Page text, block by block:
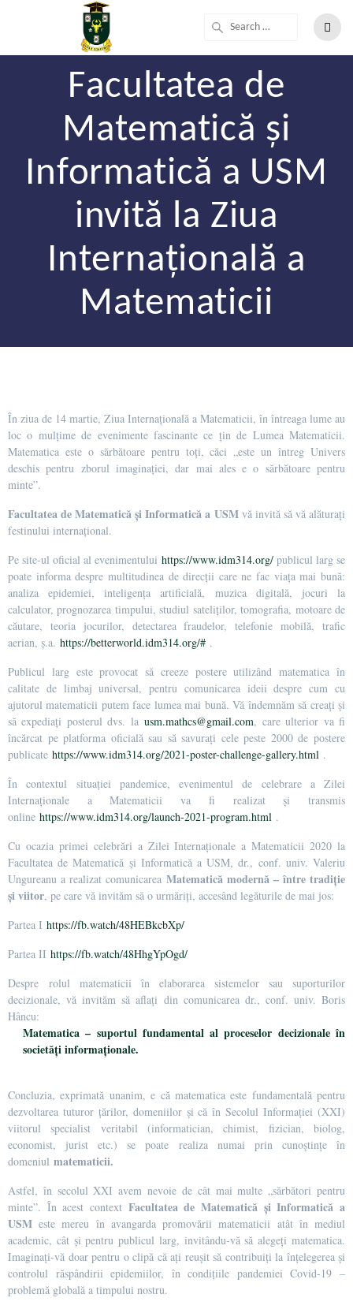
Facultatea de
Matematică și
Informatică a USM
invită la Ziua
Internațională a
Matematicii
În ziua de 14 martie, Ziua Internațională a Matematicii, în întreaga lume au
loc o mulțime de evenimente fascinante ce țin de Lumea Matematicii.
Matematica este o sărbătoare pentru toți, căci „este un întreg Univers
deschis pentru zborul imaginației, dar mai ales e o sărbătoare pentru
minte”.
Facultatea de Matematică și Informatică a USM vă invită să vă alăturați
festinului internațional.
Pe site-ul oficial al evenimentului https://www.idm314.org/ publicul larg se
poate informa despre multitudinea de direcții care ne fac viața mai bună:
analiza epidemiei, inteligența artificială, muzica digitală, jocuri la
calculator, prognozarea timpului, studiul sateliților, tomografia, motoare de
căutare, teoria jocurilor, detectarea fraudelor, telefonie mobilă, trafic
aerian, ș.a. https://betterworld.idm314.org/# .
Publicul larg este provocat să creeze postere utilizând matematica în
calitate de limbaj universal, pentru comunicarea ideii despre cum cu
ajutorul matematicii putem face lumea mai bună. Vă îndemnăm să creați și
să expediați posterul dvs. lausm.mathcs@gmail.com, care ulterior va fi
încărcat pe platforma oficială sau să savurați cele peste 2000 de postere
publicate https://www.idm314.org/2021-poster-challenge-gallery.html .
În contextul situației pandemice, evenimentul de celebrare a Zilei
Internaționale a Matematicii va fi realizat și transmis
online https://www.idm314.org/launch-2021-program.html .
Cu ocazia primei celebrări a Zilei Internaționale a Matematicii 2020 la
Facultatea de Matematică și Informatică a USM, dr., conf. univ. Valeriu
Ungureanu a realizat comunicarea Matematică modernă – între tradiție
și viitor, pe care vă invităm să o urmăriți, accesând legăturile de mai jos:
Partea I https://fb.watch/48HEBkcbXp/
Partea II https://fb.watch/48HhgYpOgd/
Despre rolul matematicii în elaborarea sistemelor sau suporturilor
decizionale, vă invităm să aflați din comunicarea dr., conf. univ. Boris
Hâncu:
Matematica – suportul fundamental al proceselor decizionale în
societăți informaționale.
Concluzia, exprimată unanim, e că matematica este fundamentală pentru
dezvoltarea tuturor țărilor, domeniilor și că în Secolul Informației (XXI)
viitorul specialist veritabil (informatician, chimist, fizician, biolog,
economist, jurist etc.) se poate realiza numai prin cunoștințe în
domeniul matematicii.
Astfel, în secolul XXI avem nevoie de cât mai multe „sărbători pentru
minte”. În acest context Facultatea de Matematică și Informatică a
USMeste mereu în avangarda promovării matematicii atât în mediul
academic, cât și pentru publicul larg, invitându-vă să alegeți matematica.
Imaginați-vă doar pentru o clipă că ați reușit să contribuiți la înțelegerea și
controlul răspândirii epidemiilor, în condițiile pandemiei Covid-19 –
problemă globală a timpului nostru.